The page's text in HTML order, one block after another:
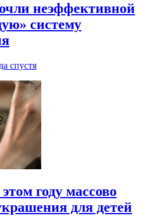
неэффективной
систему
спустя
году массово
для детей